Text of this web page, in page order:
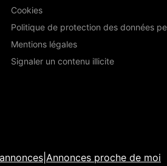
Cookies
Politique de protection des données
Mentions légales
Signaler un contenu illicite
Annonces proche de moi